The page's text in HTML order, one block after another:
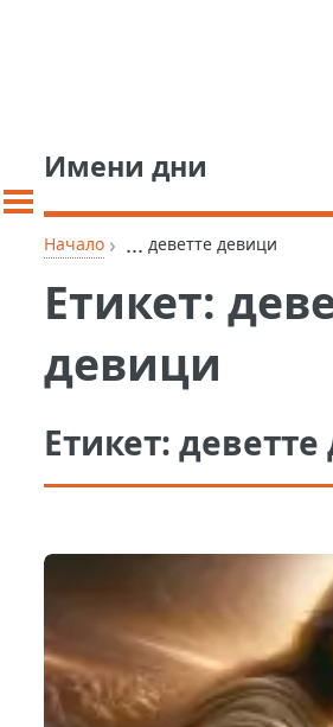
Имени дни
Начало › ... деветте девици
Етикет:
девици
Етикет: